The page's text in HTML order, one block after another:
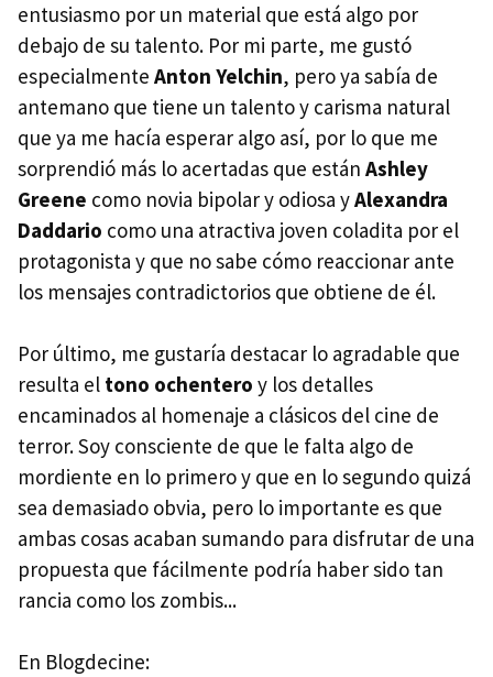
entusiasmo por un material que está algo por
debajo de su talento. Por mi parte, me gustó
especialmente Anton Yelchin, pero ya sabía de
antemano que tiene un talento y carisma natural
que ya me hacía esperar algo así, por lo que me
sorprendió más lo acertadas que están Ashley
Greene como novia bipolar y odiosa yAlexandra
Daddario como una atractiva joven coladita por el
protagonista y que no sabe cómo reaccionar ante
los mensajes contradictorios que obtiene de él.
Por último, me gustaría destacar lo agradable que
resulta el tono ochentero y los detalles
encaminados al homenaje a clásicos del cine de
terror. Soy consciente de que le falta algo de
mordiente en lo primero y que en lo segundo quizá
sea demasiado obvia, pero lo importante es que
ambas cosas acaban sumando para disfrutar de una
propuesta que fácilmente podría haber sido tan
rancia como los zombis...
En Blogdecine: